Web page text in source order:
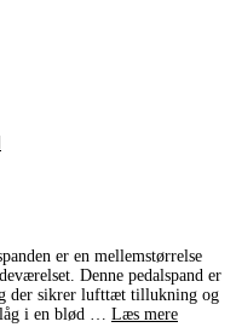
er en mellemstørrelse
Denne pedalspand er
der sikrer lufttæt tillukning og
låg i en blød … Læs mere